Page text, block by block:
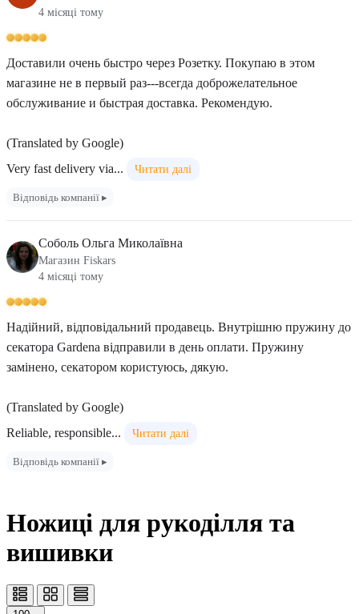
4 місяці тому
Доставили очень быстро через Розетку. Покупаю в этом
магазине не в первый раз---всегда доброжелательное
обслуживание и быстрая доставка. Рекомендую.
(Translated by Google)
Very fast delivery via...
Читати далі
Відповідь компанії ▸
Соболь Ольга Миколаївна
Магазин Fiskars
4 місяці тому
Надійний, відповідальний продавець. Внутрішню пружину до
секатора Gardena відправили в день оплати. Пружину
замінено, секатором користуюсь, дякую.
(Translated by Google)
Reliable, responsible...
Читати далі
Відповідь компанії ▸
Ножиці для рукоділля та
вишивки